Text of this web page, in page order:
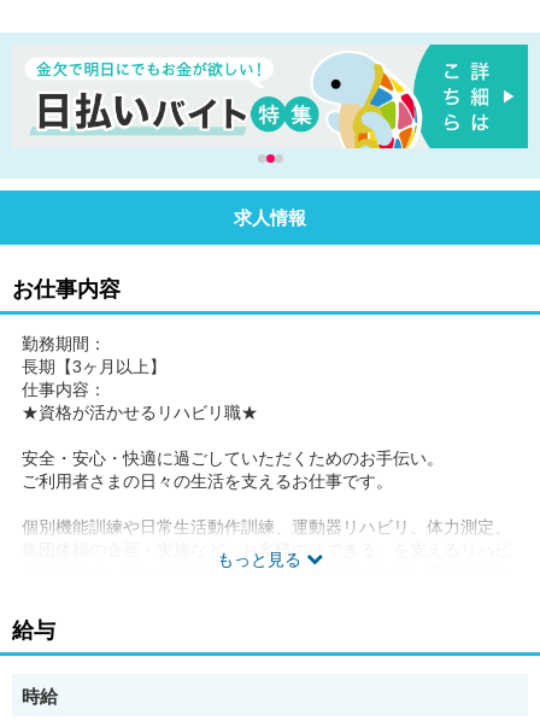
求人情報
お仕事内容
もっと見る
勤務期間：
長期【3ヶ月以上】
仕事内容：
★資格が活かせるリハビリ職★
安全・安心・快適に過ごしていただくためのお手伝い。
ご利用者さまの日々の生活を支えるお仕事です。
個別機能訓練や日常生活動作訓練、運動器リハビリ、体力測定、
集団体操の企画・実施など、お客様の「できる」を支えるリハビ
リ業務です。他にも加算計画書などの書類作成など、機能訓練に
心身両面からサポートするやりがいあるポジションです。
『家庭と両立できるかな』
『体力的に大丈夫かな…』
給与
時給